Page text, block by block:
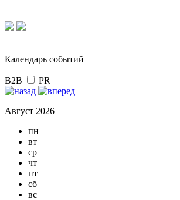
Календарь событий
B2B PR
Август 2026
пн
вт
ср
чт
пт
сб
вс